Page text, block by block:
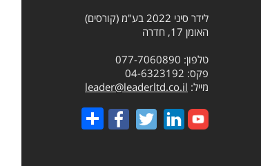
לידר סיני 2022 בע"מ (קורסים)
האומן 17, חדרה
טלפון: 077-7060890
פקס: 04-6323192
מייל: leader@leaderltd.co.il
Share